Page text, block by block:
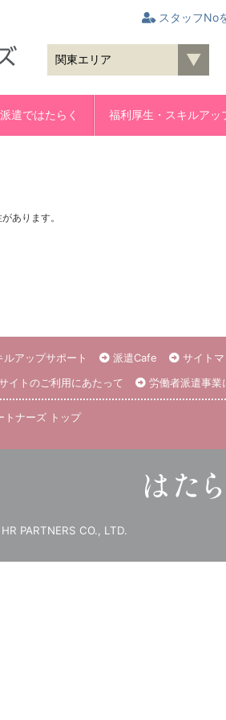
スタッフNo
遣ではたらく 福利厚生・スキルアッ
あります。
アップサポート 派遣Cafe サイト
イトのご利用にあたって 労働者派遣事業
トナーズ トップ
PARTNERS CO., LTD.